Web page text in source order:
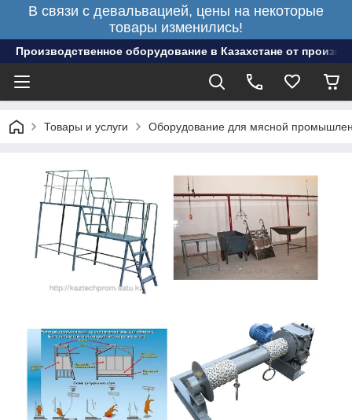
В связи с девальвацией, цены на некоторые
товары изменились!
Производственное оборудование в Казахстане от
Товары и услуги Оборудование для мясной